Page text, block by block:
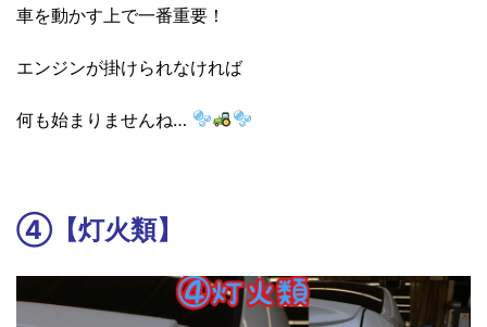
車を動かす上で一番重要！
エンジンが掛けられなければ
何も始まりませんね…
④【灯火類】